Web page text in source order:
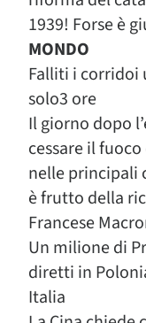
1939! Forse è
MONDO
Falliti i corridoi
solo3 ore
Il giorno dopo
cessare il
nelle principali
è frutto della
Francese
Un milione di
diretti in
Italia